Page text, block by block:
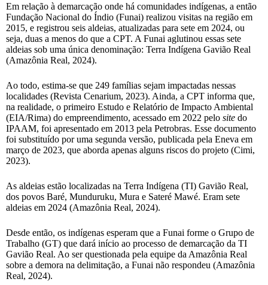
Em relação à demarcação onde há comunidades indígenas, a então
Fundação Nacional do Índio (Funai) realizou visitas na região em
2015, e registrou seis aldeias, atualizadas para sete em 2024, ou
seja, duas a menos do que a CPT. A Funai aglutinou essas sete
aldeias sob uma única denominação: Terra Indígena Gavião Real
(Amazônia Real, 2024).
Ao todo, estima-se que 249 famílias sejam impactadas nessas
localidades (Revista Cenarium, 2023). Ainda, a CPT informa que,
na realidade, o primeiro Estudo e Relatório de Impacto Ambiental
(EIA/Rima) do empreendimento, acessado em 2022 pelo site do
IPAAM, foi apresentado em 2013 pela Petrobras. Esse documento
foi substituído por uma segunda versão, publicada pela Eneva em
março de 2023, que aborda apenas alguns riscos do projeto (Cimi,
2023).
As aldeias estão localizadas na Terra Indígena (TI) Gavião Real,
dos povos Baré, Munduruku, Mura e Sateré Mawé. Eram sete
aldeias em 2024 (Amazônia Real, 2024).
Desde então, os indígenas esperam que a Funai forme o Grupo de
Trabalho (GT) que dará início ao processo de demarcação da TI
Gavião Real. Ao ser questionada pela equipe da Amazônia Real
sobre a demora na delimitação, a Funai não respondeu (Amazônia
Real, 2024).